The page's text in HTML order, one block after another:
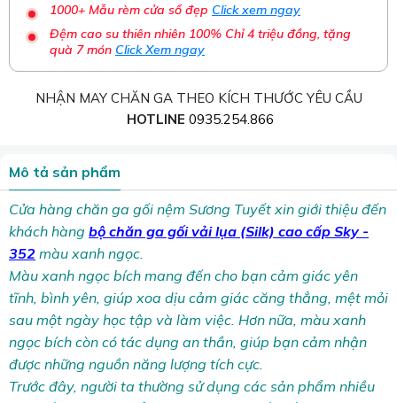
1000+ Mẫu rèm cửa sổ đẹp Click xem ngay
Đệm cao su thiên nhiên 100% Chỉ 4 triệu đồng, tặng
quà 7 món Click Xem ngay
NHẬN MAY CHĂN GA THEO KÍCH THƯỚC YÊU CẦU
HOTLINE 0935.254.866
Mô tả sản phẩm
Cửa hàng chăn ga gối nệm Sương Tuyết xin giới thiệu đến
khách hàng bộ chăn ga gối vải lụa (Silk) cao cấp Sky -
352 màu xanh ngọc.
Màu xanh ngọc bích mang đến cho bạn cảm giác yên
tĩnh, bình yên, giúp xoa dịu cảm giác căng thẳng, mệt mỏi
sau một ngày học tập và làm việc. Hơn nữa, màu xanh
ngọc bích còn có tác dụng an thần, giúp bạn cảm nhận
được những nguồn năng lượng tích cực.
Trước đây, người ta thường sử dụng các sản phẩm nhiều